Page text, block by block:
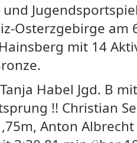
Osterzgebirge
mit 14
Habel Jgd. B
!! Christian
Anton